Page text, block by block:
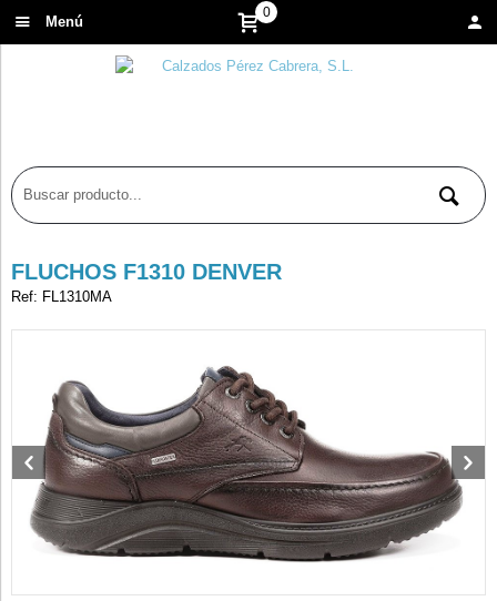
0
FLUCHOS F1310 DENVER
Ref: FL1310MA
Menú